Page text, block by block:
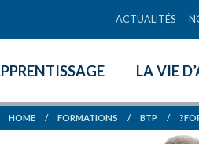
ACTUALITÉS
LA VIE
HOME / FORMATIONS / BTP /